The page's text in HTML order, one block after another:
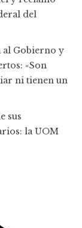
del
al Gobierno y
«Son
ni tienen un
sus
la UOM